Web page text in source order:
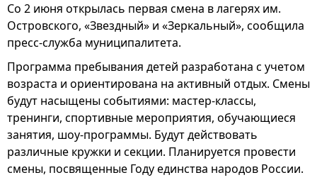
Со 2 июня открылась первая смена в лагерях им.
Островского, «Звездный» и «Зеркальный», сообщила
пресс-служба муниципалитета.
Программа пребывания детей разработана с учетом
возраста и ориентирована на активный отдых. Смены
будут насыщены событиями: мастер-классы,
тренинги, спортивные мероприятия, обучающиеся
занятия, шоу-программы. Будут действовать
различные кружки и секции. Планируется провести
смены, посвященные Году единства народов России.